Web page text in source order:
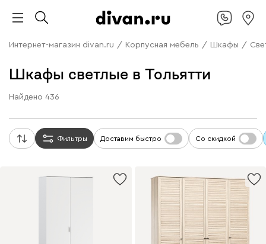
Интернет-магазин divan.ru / Корпусная мебель / Шкафы /
Шкафы светлые в Тольятти
Найдено 436
Фильтры Доставим быстро Со скидкой